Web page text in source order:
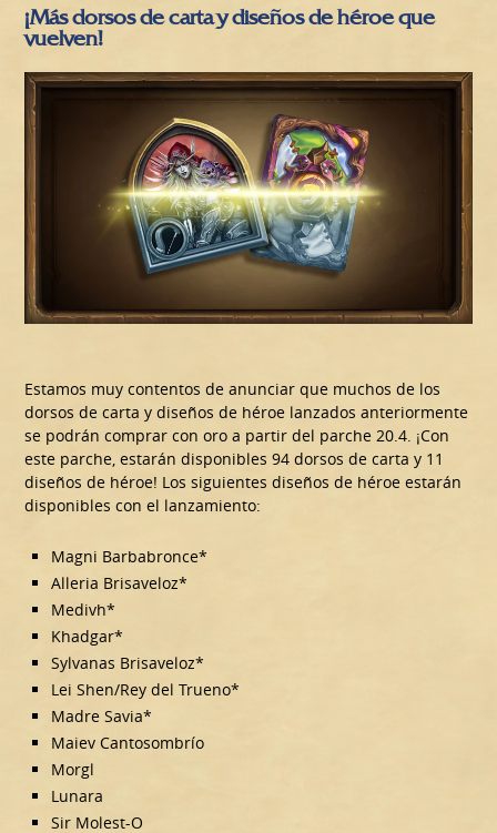
¡Más dorsos de carta y diseños de héroe que
vuelven!
Estamos muy contentos de anunciar que muchos de los
dorsos de carta y diseños de héroe lanzados anteriormente
se podrán comprar con oro a partir del parche 20.4. ¡Con
este parche, estarán disponibles 94 dorsos de carta y 11
diseños de héroe! Los siguientes diseños de héroe estarán
disponibles con el lanzamiento:
Magni Barbabronce*
Alleria Brisaveloz*
Medivh*
Khadgar*
Sylvanas Brisaveloz*
Lei Shen/Rey del Trueno*
Madre Savia*
Maiev Cantosombrío
Morgl
Lunara
Sir Molest-O